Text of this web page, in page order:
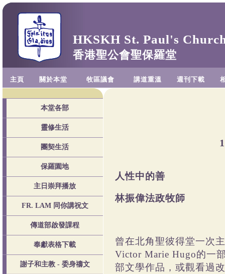
HKSKH St. Paul's
香港聖公會聖保羅堂
主頁 關於本堂 牧區議會 講道重溫 週刊下載
本堂各部
靈修生活
團契生活
保羅園地
主日崇拜播放
FR. LAM 同你講祝文
傳道部啟發課程
奉獻表格下載
謝子和主教 - 委身禱文
人性中的善
林振偉法政牧師
曾在北角聖彼得堂一次
Victor Marie Hugo的一
部文學作品，或觀看過